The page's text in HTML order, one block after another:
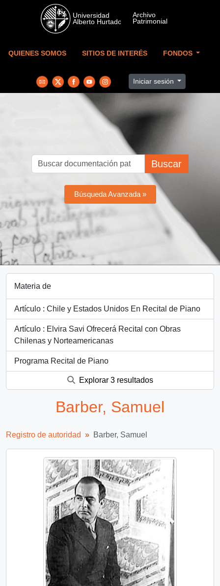
Skip to main content
QUIENES SOMOS SITIOS DE INTERÉS FONDOS
Iniciar sesión
Buscar
Búsqueda Avanzada »
Materia de
Artículo : Chile y Estados Unidos En Recital de Piano
Artículo : Elvira Savi Ofrecerá Recital con Obras
Chilenas y Norteamericanas
Programa Recital de Piano
Explorar 3 resultados
Barber, Samuel
Registro de autoridad Barber, Samuel